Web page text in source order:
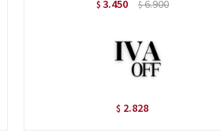
$ 3.450 $6.900
$ 2.828